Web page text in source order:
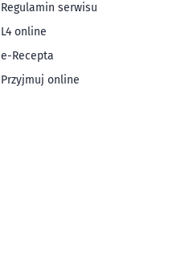
Regulamin serwisu
L4 online
e-Recepta
Przyjmuj online